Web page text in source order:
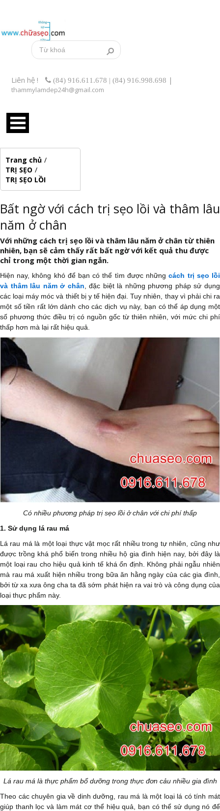
Liên hệ ! (84) 916.611.678 | (84) 916.998.698 |
thammylamdep24h@gmail.com
Trang chủ /
TRỊ SẸO /
TRỊ SẸO LỒI
Bất ngờ với cách trị sẹo lồi và thâm lâu
năm ở chân
Với những cách trị sẹo lồi và thâm lâu năm ở chân từ thiên
nhiên, bạn sẽ cảm thấy rất bất ngờ với kết quả thu được
chỉ trong một thời gian ngắn.
Hiện nay, không khó để bạn có thể tìm được nhữngcách trị sẹo lồi
và thâm lâu năm ở chân , đặc biệt là những phương pháp sử dụng
các loại máy móc và thiết bị y tế hiện đại. Tuy nhiên, thay vì phải chi ra
một số tiền rất lớn dành cho các dịch vụ này, bạn có thể áp dụng một
số phương thức điều trị có nguồn gốc từ thiên nhiên, với mức chi phí
thấp hơn mà lại rất hiệu quả.
Có nhiều phương pháp trị sẹo lồi ở chân với chi phí thấp
1. Sử dụng lá rau má
Lá rau má là một loại thực vật mọc rất nhiều trong tự nhiên, cũng như
được trồng khá phổ biến trong nhiều hộ gia đình hiện nay, bởi đây là
một loại rau cho hiệu quả kinh tế khá ổn định. Không phải ngẫu nhiên
mà rau má xuất hiện nhiều trong bữa ăn hằng ngày của các gia đình,
bởi từ xa xưa ông cha ta đã sớm phát hiện ra vai trò và công dụng của
loại thực phẩm này.
Lá rau má là thực phẩm bổ dưỡng trong thực đơn cảu nhiều gia đình
Theo các chuyên gia về dinh dưỡng, rau má là một loại lá có tính mát
giúp thanh lọc và làm mát cơ thể hiệu quả, bạn có thể sử dụng nó để